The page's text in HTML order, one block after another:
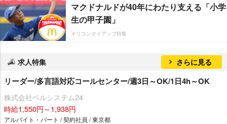
マクドナルドが40年にわたり支える「小学
生の甲子園」
オリコンタイアップ特集
求人特集 さらに見る
リーダー/多言語対応コールセンター/週3日～OK/1日4h～OK
株式会社ベルシステム24
時給1,550円～1,938円
アルバイト・パート / 契約社員 / 東京都